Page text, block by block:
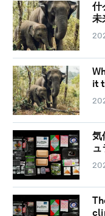
什
未
it
気